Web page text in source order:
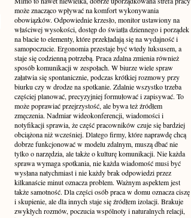
może znacząco wpływać na komfort wykonywania
obowiązków. Odpowiednie krzesło, monitor ustawiony na
właściwej wysokości, dostęp do światła dziennego i porządek
na blacie to elementy, które przekładają się na wydajność i
samopoczucie. Ergonomia przestaje być wtedy luksusem, a
staje się codzienną potrzebą. Praca zdalna zmienia również
sposób komunikacji w zespołach. W biurze wiele spraw
załatwia się spontanicznie, podczas krótkiej rozmowy przy
biurku czy w drodze na spotkanie. Zdalnie wszystko trzeba
częściej planować, precyzyjniej formułować i zapisywać. To
może poprawiać przejrzystość, ale bywa też źródłem
zmęczenia. Nadmiar wideokonferencji, wiadomości i
notyfikacji sprawia, że część pracowników czuje się bardziej
obciążona niż wcześniej. Dlatego firmy, które naprawdę chcą
dobrze funkcjonować w modelu zdalnym, muszą dbać nie
tylko o narzędzia, ale także o kulturę komunikacji. Nie każda
sprawa wymaga spotkania, nie każda wiadomość musi być
wysłana natychmiast i nie każdy brak odpowiedzi przez
kilkanaście minut oznacza problem. Ważnym aspektem jest
także samotność. Dla części osób praca w domu oznacza ciszę
i skupienie, ale dla innych staje się źródłem izolacji. Brakuje
zwykłych rozmów, poczucia wspólnoty i naturalnych relacji,